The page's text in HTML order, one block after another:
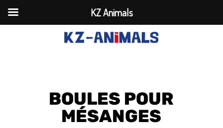
BOULES POUR
MÉSANGES
KZ Animals